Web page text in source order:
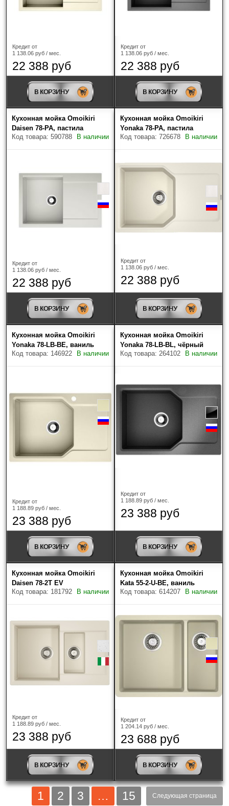
Кредит от
1 138.06 руб / мес.
22 388 руб
В КОРЗИНУ
Кредит от
1 138.06 руб / мес.
22 388 руб
В КОРЗИНУ
Кухонная мойка Omoikiri
Daisen 78-PA, пастила
Код товара: 590788
В наличии
Кредит от
1 138.06 руб / мес.
22 388 руб
В КОРЗИНУ
Кухонная мойка Omoikiri
Yonaka 78-PA, пастила
Код товара: 726678
В наличии
Кредит от
1 138.06 руб / мес.
22 388 руб
В КОРЗИНУ
Кухонная мойка Omoikiri
Yonaka 78-LB-BE, ваниль
Код товара: 146922
В наличии
Кредит от
1 188.89 руб / мес.
23 388 руб
В КОРЗИНУ
Кухонная мойка Omoikiri
Yonaka 78-LB-BL, чёрный
Код товара: 264102
В наличии
Кредит от
1 188.89 руб / мес.
23 388 руб
В КОРЗИНУ
Кухонная мойка Omoikiri
Daisen 78-2T EV
Код товара: 181792
В наличии
Кредит от
1 188.89 руб / мес.
23 388 руб
В КОРЗИНУ
Кухонная мойка Omoikiri
Kata 55-2-U-BE, ваниль
Код товара: 614207
В наличии
Кредит от
1 204.14 руб / мес.
23 688 руб
В КОРЗИНУ
1 2 3 … 15 Следующая страница